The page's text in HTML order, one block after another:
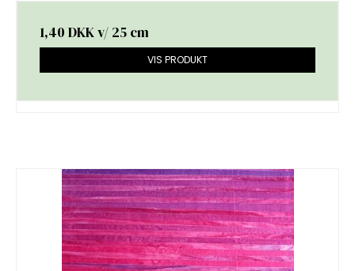
1,40 DKKv/ 25 cm
VIS PRODUKT